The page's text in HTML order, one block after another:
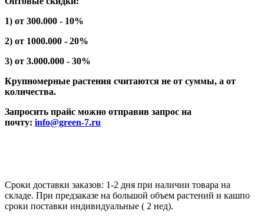
1) от 300.000 - 10%
2) от 1000.000 - 20%
3) от 3.000.000 - 30%
Крупномерные растения считаются не от суммы, а от
количества.
Запросить прайс можно отправив запрос на
почту: info@green-7.ru
Сроки доставки заказов: 1-2 дня при наличии товара на
складе. При предзаказе на большой объем растений и кашпо
сроки поставки индивидуальные ( 2 нед).